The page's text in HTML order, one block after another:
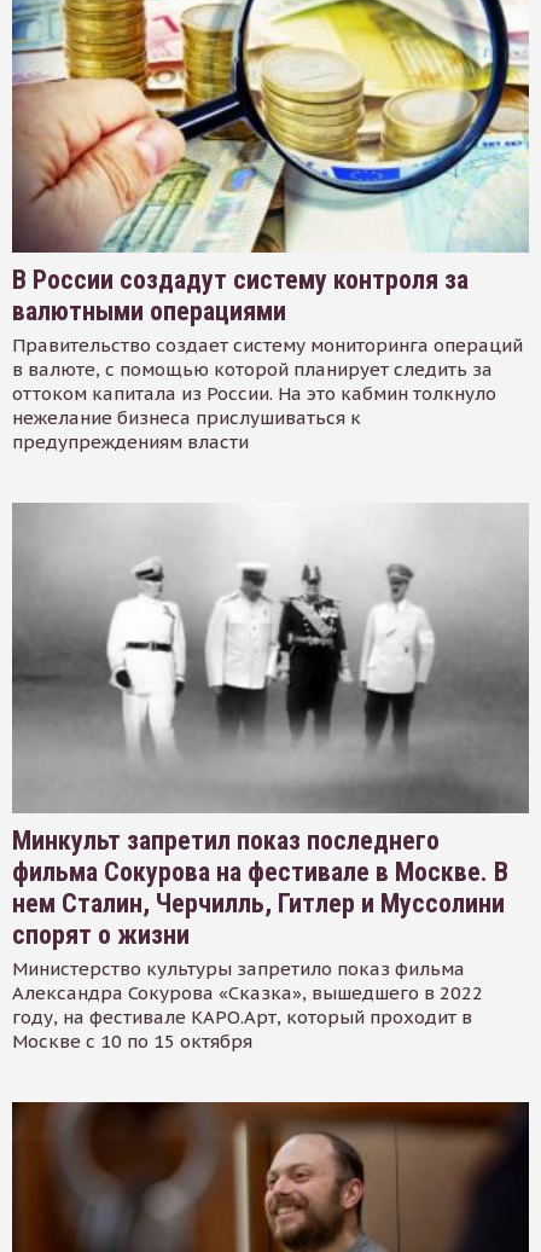
В России создадут систему контроля за
валютными операциями
Правительство создает систему мониторинга операций
в валюте, с помощью которой планирует следить за
оттоком капитала из России. На это кабмин толкнуло
нежелание бизнеса прислушиваться к
предупреждениям власти
Минкульт запретил показ последнего
фильма Сокурова на фестивале в Москве. В
нем Сталин, Черчилль, Гитлер и Муссолини
спорят о жизни
Министерство культуры запретило показ фильма
Александра Сокурова «Сказка», вышедшего в 2022
году, на фестивале КАРО.Арт, который проходит в
Москве с 10 по 15 октября